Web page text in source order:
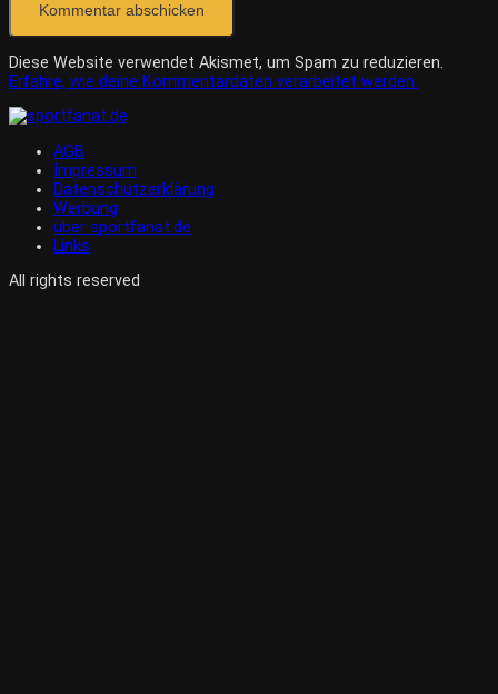
Diese Website verwendet Akismet, um Spam zu reduzieren.
Erfahre, wie deine Kommentardaten verarbeitet werden.
AGB
Impressum
Datenschutzerklärung
Werbung
über sportfanat.de
Links
All rights reserved